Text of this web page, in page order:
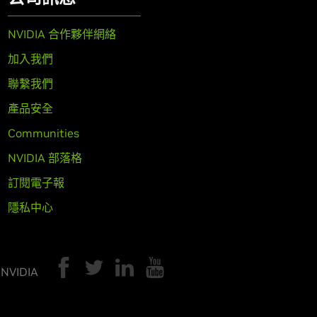
NVIDIA 合作夥伴網絡
加入我們
聯繫我們
產品安全
Communities
NVIDIA 部落格
訂閱電子報
隱私中心